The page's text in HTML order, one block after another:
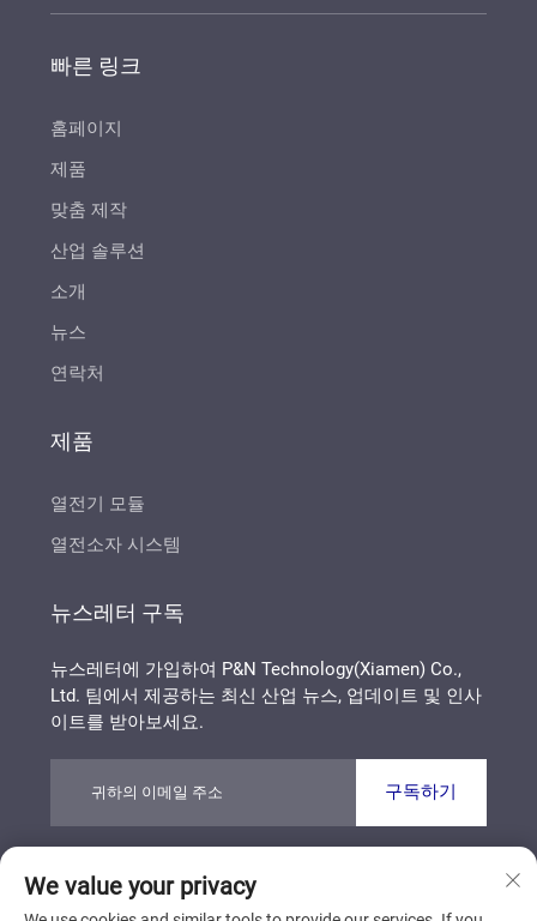
빠른 링크
홈페이지
제품
맞춤 제작
산업 솔루션
소개
뉴스
연락처
제품
열전기 모듈
열전소자 시스템
뉴스레터 구독
뉴스레터에 가입하여 P&N Technology(Xiamen) Co.,
Ltd. 팀에서 제공하는 최신 산업 뉴스, 업데이트 및 인사
이트를 받아보세요.
구독하기
Copyright © P&N Technology (Xiamen) Co., Ltd. All
Rights Reserved
개인정보 보호정책 블로그
We value your privacy